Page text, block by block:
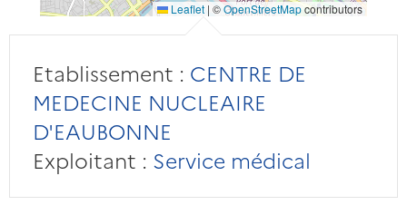
Leaflet | ©OpenStreetMapcontributors
Etablissement : CENTRE DE
MEDECINE NUCLEAIRE
D'EAUBONNE
Exploitant : Service médical